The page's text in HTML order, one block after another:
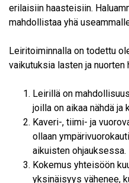
erilaisiin haasteisiin.
mahdollistaa yhä
Leiritoiminnalla on todettu
vaikutuksia lasten ja nuorten
Leirillä on
joilla on aikaa nähdä ja
Kaveri-, tiimi- ja
ollaan
aikuisten ohjauksessa.
Kokemus yhteisöön
yksinäisyys vähenee,